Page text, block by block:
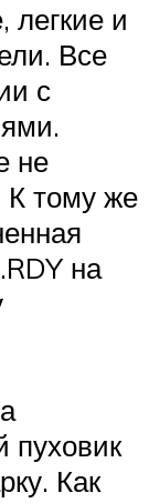
и
Все
с
не
К тому же
на
пуховик
Как